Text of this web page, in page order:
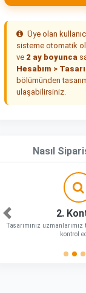
Üye olan
sisteme otomatik
ve 2 ay boyunca
Hesabım >
bölümünden
ulaşabilirsiniz.
Nasıl
2.
Tasarımınız
kontrol
Önceki